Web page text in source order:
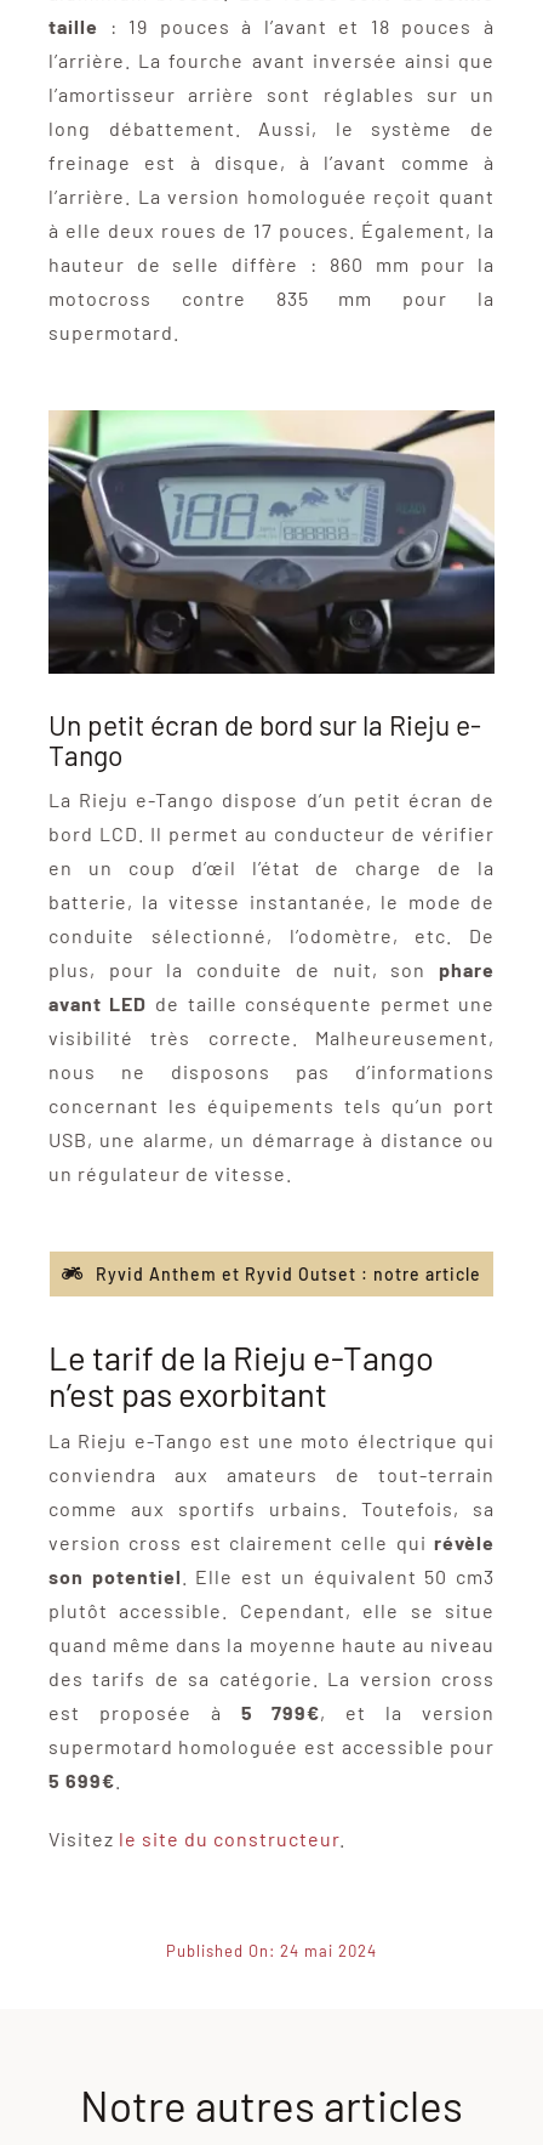
taille
: 19 pouces à l’avant et 18 pouces à
l’arrière. La fourche avant inversée ainsi que
l’amortisseur arrière sont réglables sur un
long débattement. Aussi, le système de
freinage est à disque, à l’avant comme à
l’arrière. La version homologuée reçoit quant
à elle deux roues de 17 pouces. Également, la
hauteur de selle diffère : 860 mm pour la
motocross contre 835 mm pour la
supermotard.
Un petit écran de bord sur la Rieju e-
Tango
La Rieju e-Tango dispose d’un petit écran de
bord LCD. Il permet au conducteur de vérifier
en un coup d’œil l’état de charge de la
batterie, la vitesse instantanée, le mode de
conduite sélectionné, l’odomètre, etc. De
plus, pour la conduite de nuit, son phare
avant LED de taille conséquente permet une
visibilité très correcte. Malheureusement,
nous ne disposons pas d’informations
concernant les équipements tels qu’un port
USB, une alarme, un démarrage à distance ou
un régulateur de vitesse.
Ryvid Anthem et Ryvid Outset : notre article
Le tarif de la Rieju e-Tango
n’est pas exorbitant
La Rieju e-Tango est une moto électrique qui
conviendra aux amateurs de tout-terrain
comme aux sportifs urbains. Toutefois, sa
version cross est clairement celle quirévèle
son potentiel . Elle est un équivalent 50 cm3
plutôt accessible. Cependant, elle se situe
quand même dans la moyenne haute au niveau
des tarifs de sa catégorie. La version cross
est proposée à 5 799€, et la version
supermotard homologuée est accessible pour
5 699€
Visitez le site du constructeur.
Published On: 24 mai 2024
Notre autres articles